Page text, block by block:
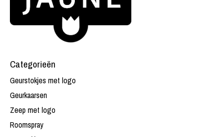
Categorieën
Geurstokjes met logo
Geurkaarsen
Zeep met logo
Roomspray